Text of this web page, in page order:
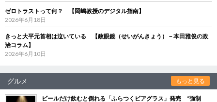
ゼロトラストって何？ 【岡嶋教授のデジタル指南】
2026年6月18日
きっと大平元首相は泣いている 【政眼鏡（せいがんきょう）－本田雅俊の政
治コラム】
2026年6月10日
グルメ もっと見る
ビールだけ飲むと倒れる「ふらつくビアグラス」発売 “強制